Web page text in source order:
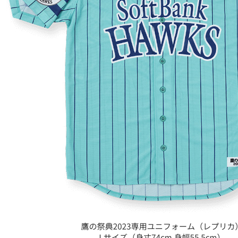
鷹の祭典2023専用ユニフォーム（レプリカ）